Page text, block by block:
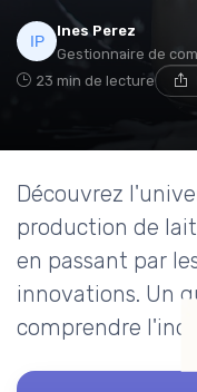
Ines Perez
Gestionnaire de
23 min de lecture
Découvrez
production de
en passant par
innovations. Un
comprendre